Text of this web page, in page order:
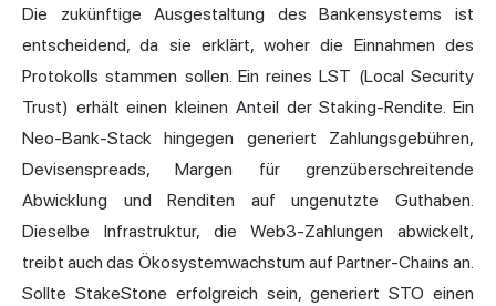
Die zukünftige Ausgestaltung des Bankensystems ist
entscheidend, da sie erklärt, woher die Einnahmen des
Protokolls stammen sollen. Ein reines LST (Local Security
Trust) erhält einen kleinen Anteil der Staking-Rendite. Ein
Neo-Bank-Stack hingegen generiert Zahlungsgebühren,
Devisenspreads, Margen für grenzüberschreitende
Abwicklung und Renditen auf ungenutzte Guthaben.
Dieselbe Infrastruktur, die Web3-Zahlungen abwickelt,
treibt auch das Ökosystemwachstum auf Partner-Chains an.
Sollte StakeStone erfolgreich sein, generiert STO einen